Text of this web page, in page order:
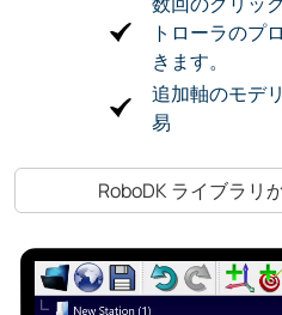
トローラのプ
きます。
追加軸のモデ
易
RoboDK ライブラリ